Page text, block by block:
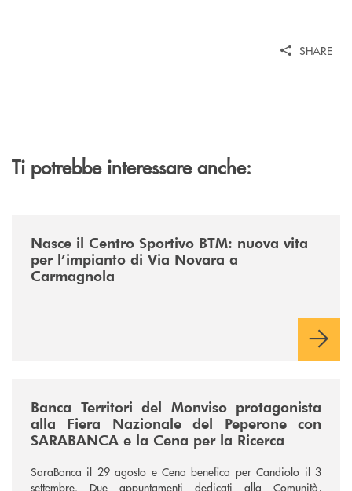
SHARE
Ti potrebbe interessare anche:
Nasce il Centro Sportivo BTM: nuova vita
per l’impianto di Via Novara a
Carmagnola
Banca Territori del Monviso protagonista
alla Fiera Nazionale del Peperone con
SARABANCA e la Cena per la Ricerca
SaraBanca il 29 agosto e Cena benefica per Candiolo il 3
settembre. Due appuntamenti dedicati alla Comunità,